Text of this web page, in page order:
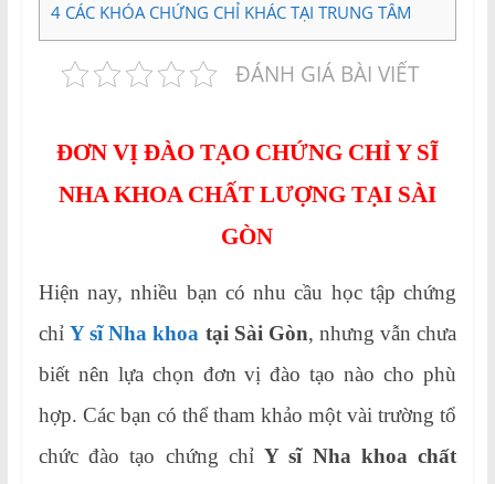
4CÁC KHÓA CHỨNG CHỈ KHÁC TẠI TRUNG TÂM
ĐÁNH GIÁ BÀI VIẾT
ĐƠN VỊ ĐÀO TẠO CHỨNG CHỈ Y SĨ
NHA KHOA CHẤT LƯỢNG TẠI SÀI
GÒN
Hiện nay, nhiều bạn có nhu cầu học tập chứng
chỉ Y sĩ Nha khoa tại Sài Gòn, nhưng vẫn chưa
biết nên lựa chọn đơn vị đào tạo nào cho phù
hợp. Các bạn có thể tham khảo một vài trường tổ
chức đào tạo chứng chỉY sĩ Nha khoa chất